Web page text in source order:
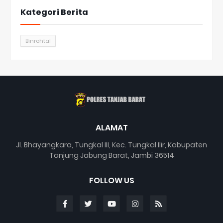
Kategori Berita
Binrohtal
ALAMAT
Jl. Bhayangkara, Tungkal III, Kec. Tungkal Ilir, Kabupaten
Tanjung Jabung Barat, Jambi 36514
FOLLOW US